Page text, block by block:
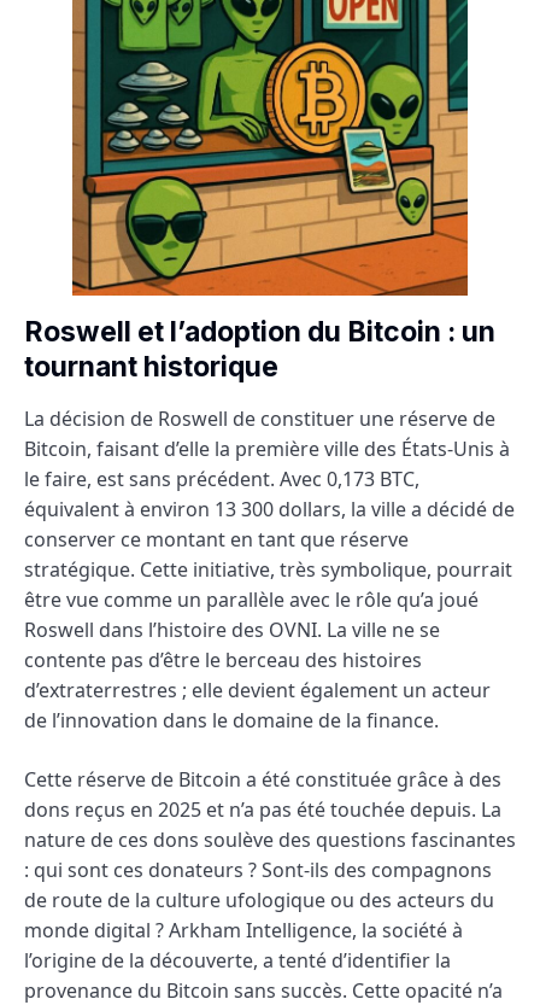
Roswell et l’adoption du Bitcoin : un
tournant historique
La décision de Roswell de constituer une réserve de
Bitcoin, faisant d’elle la première ville des États-Unis à
le faire, est sans précédent. Avec 0,173 BTC,
équivalent à environ 13 300 dollars, la ville a décidé de
conserver ce montant en tant que réserve
stratégique. Cette initiative, très symbolique, pourrait
être vue comme un parallèle avec le rôle qu’a joué
Roswell dans l’histoire des OVNI. La ville ne se
contente pas d’être le berceau des histoires
d’extraterrestres ; elle devient également un acteur
de l’innovation dans le domaine de la finance.
Cette réserve de Bitcoin a été constituée grâce à des
dons reçus en 2025 et n’a pas été touchée depuis. La
nature de ces dons soulève des questions fascinantes
: qui sont ces donateurs ? Sont-ils des compagnons
de route de la culture ufologique ou des acteurs du
monde digital ? Arkham Intelligence, la société à
l’origine de la découverte, a tenté d’identifier la
provenance du Bitcoin sans succès. Cette opacité n’a